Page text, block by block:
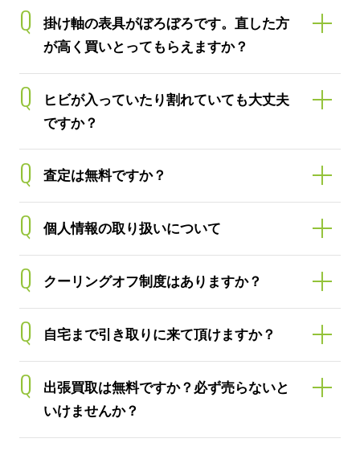
Q
掛け軸の表具がぼろぼろです。直した方
が高く買いとってもらえますか？
Q
ヒビが入っていたり割れていても大丈夫
ですか？
Q 査定は無料ですか？
Q 個人情報の取り扱いについて
Q クーリングオフ制度はありますか？
Q 自宅まで引き取りに来て頂けますか？
Q
出張買取は無料ですか？必ず売らないと
いけませんか？